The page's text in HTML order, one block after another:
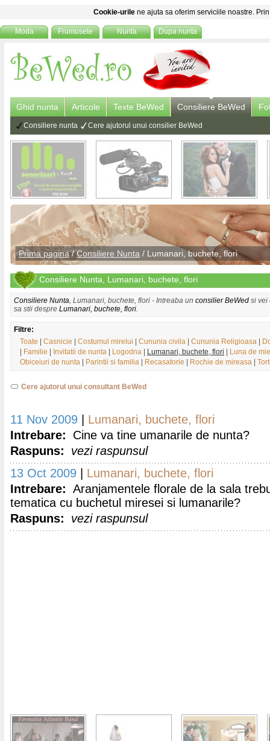
Cookie-urile ne ajuta sa oferim serviciile noastre.
Moda Frumusete Nunta Dupa nunta
Ghid nunta Articole Texte BeWed Consiliere BeWed
Consiliere nunta Cere ajutorul unui consilier BeWed
Prima pagina/Consiliere Nunta / Lumanari, buchete, flori
Consiliere Nunta, Lumanari, buchete, flori
Consiliere Nunta, Lumanari, buchete, flori - Intreaba un consilier BeWed si vei
sa stii despre Lumanari, buchete, flori.
Filtre:
Toate
Casnicie Costumul mirelui Cununia civila Cununia Religioasa
Familie Invitatii de nunta Logodna Lumanari, buchete, flori
Luna de
Obiceiuri de nunta
Parintii si familia Recasatorie Rochie de mireasa
Cere ajutorul unui consultant BeWed
11 Nov 2009
Lumanari, buchete, flori
Intrebare:
Cine va tine umanarile de nunta?
Raspuns:
vezi raspunsul
13 Oct 2009
Lumanari, buchete, flori
Intrebare: Aranjamentele florale de la sala
tematica cu buchetul miresei si lumanarile?
Raspuns:
vezi raspunsul